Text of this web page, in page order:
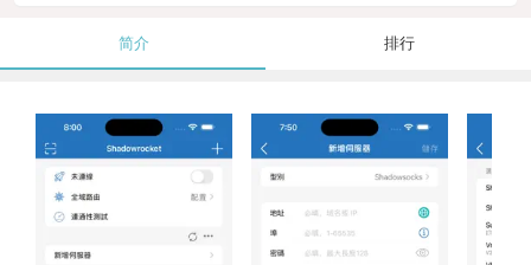
简介 排行